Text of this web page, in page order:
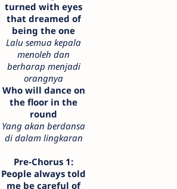
turned with eyes
that dreamed of
being the one
Lalu semua kepala
menoleh dan
berharap menjadi
orangnya
Who will dance on
the floor in the
round
Yang akan berdansa
di dalam lingkaran
Pre-Chorus 1:
People always told
me be careful of